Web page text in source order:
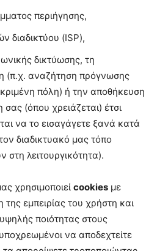
περιήγησης,
διαδικτύου (ISP),
δικτύωσης, τη
(π.χ. αναζήτηση πρόγνωσης
πόλη) ή την αποθήκευση
(όπου χρειάζεται) έτσι
να το εισαγάγετε ξανά κατά
διαδικτυακό μας τόπο
λειτουργικότητα).
χρησιμοποιεί cookies με
της εμπειρίας του χρήστη και
ποιότητας στους
να αποδεχτείτε